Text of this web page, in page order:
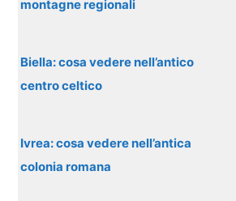
montagne regionali
Biella: cosa vedere nell’antico
centro celtico
Ivrea: cosa vedere nell’antica
colonia romana